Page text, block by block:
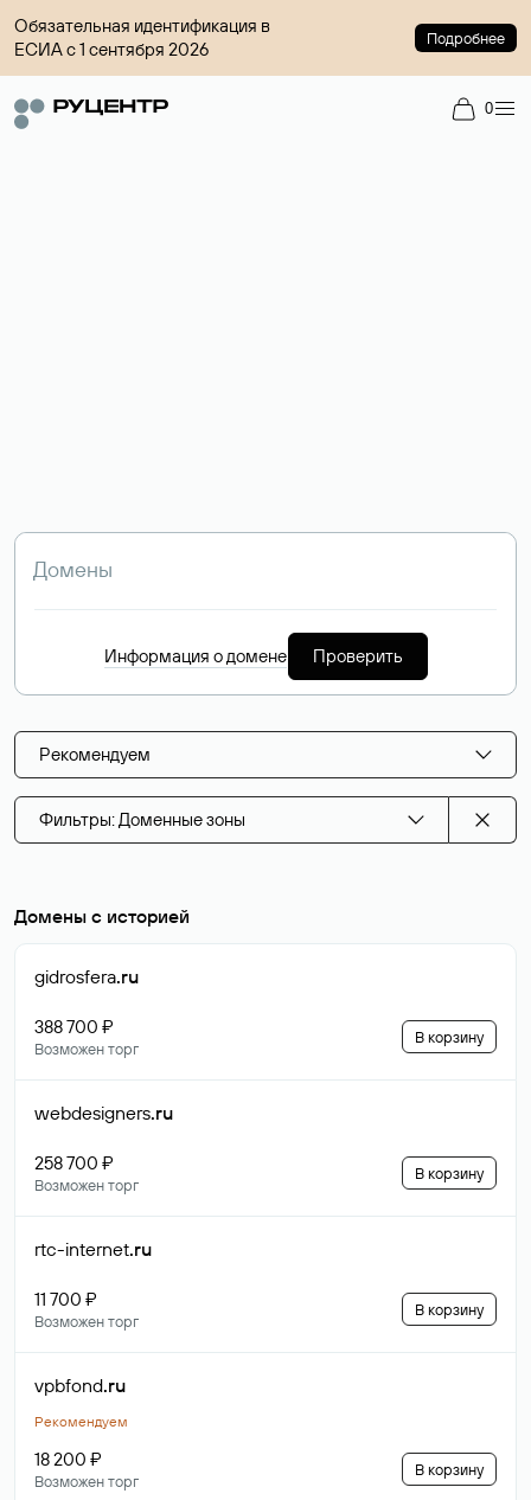
Обязательная идентификация в
ЕСИА с 1 сентября 2026
Подробнее
0
Информация о домене Проверить
Рекомендуем
Фильтры: Доменные зоны
Домены с историей
gidrosfera.ru
388 700 ₽
Возможен торг
В корзину
webdesigners.ru
258 700 ₽
Возможен торг
В корзину
rtc-internet.ru
11 700 ₽
Возможен торг
В корзину
vpbfond.ru
Рекомендуем
18 200 ₽
Возможен торг
В корзину